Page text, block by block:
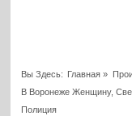
Вы Здесь: Главная »
В Воронеже Женщину,
Полиция